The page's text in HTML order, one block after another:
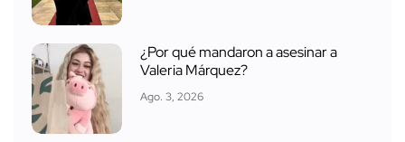
¿Por qué mandaron a asesinar a
Valeria Márquez?
Ago. 3, 2026